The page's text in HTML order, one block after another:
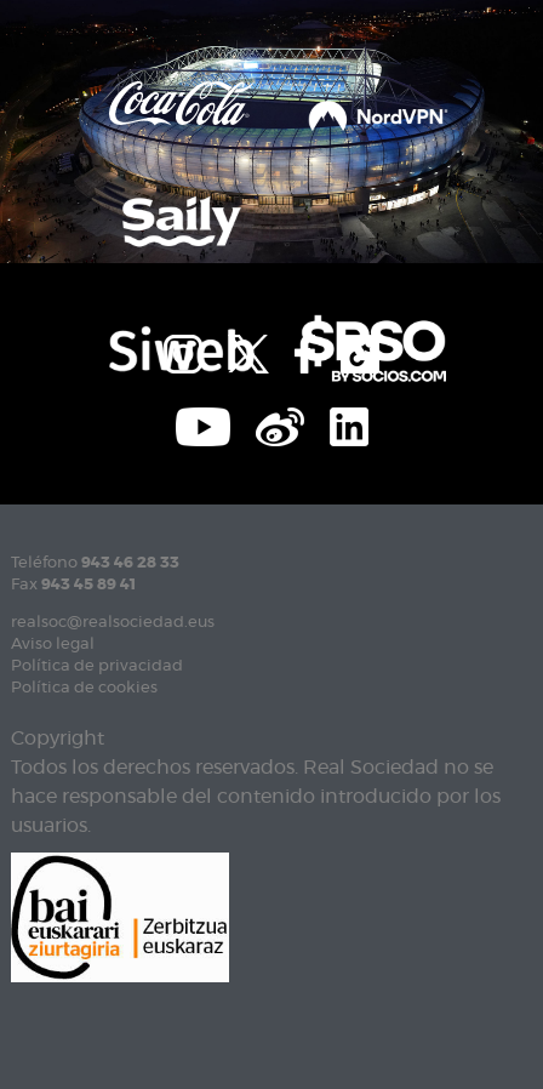
Teléfono 943 46 28 33
Fax 943 45 89 41
realsoc@realsociedad.eus
Aviso legal
Política de privacidad
Política de cookies
Copyright
Todos los derechos reservados. Real Sociedad no se
hace responsable del contenido introducido por los
usuarios.